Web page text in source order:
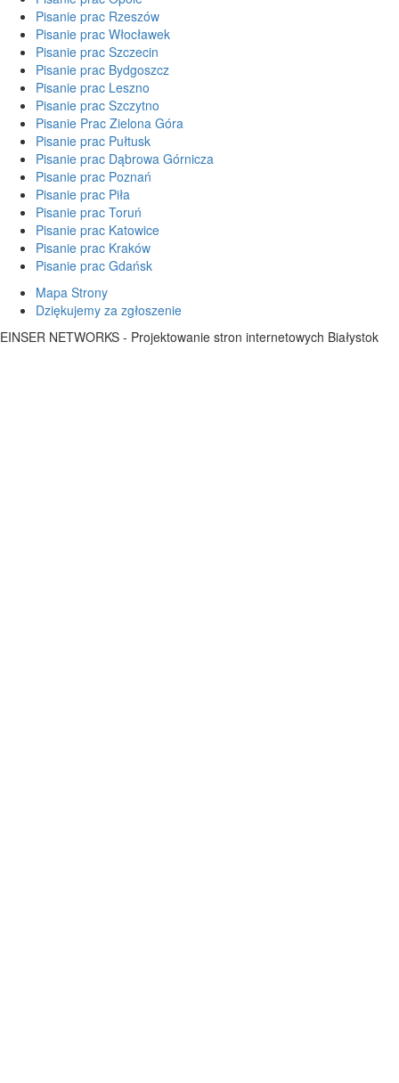
Pisanie prac Rzeszów
Pisanie prac Włocławek
Pisanie prac Szczecin
Pisanie prac Bydgoszcz
Pisanie prac Leszno
Pisanie prac Szczytno
Pisanie Prac Zielona Góra
Pisanie prac Pułtusk
Pisanie prac Dąbrowa Górnicza
Pisanie prac Poznań
Pisanie prac Piła
Pisanie prac Toruń
Pisanie prac Katowice
Pisanie prac Kraków
Pisanie prac Gdańsk
Mapa Strony
Dziękujemy za zgłoszenie
EINSER NETWORKS - Projektowanie stron internetowych Białystok